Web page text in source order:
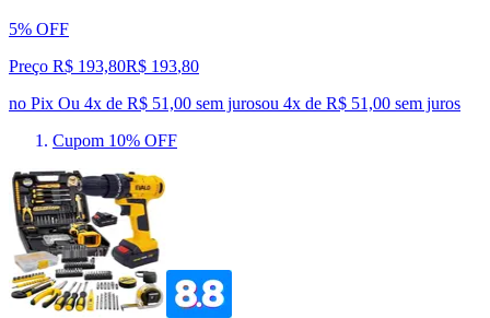
5% OFF
Preço R$ 193,80R$ 193,80
no Pix Ou 4x de R$ 51,00 sem jurosou 4x de R$ 51,00 sem juros
Cupom 10% OFF